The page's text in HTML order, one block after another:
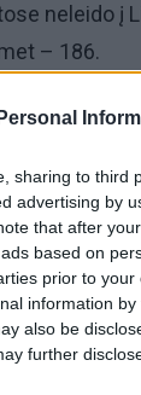
sharing to third
advertising by
that after
based on
prior to
information
also be
further
neleido į
– 186.
šalis ėmė